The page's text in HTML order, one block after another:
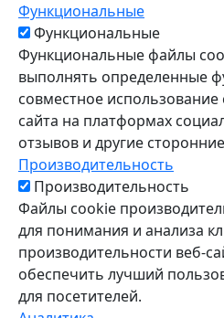
Функциональные
Функциональные
Функциональные файлы
выполнять определенные
совместное
сайта на платформах
отзывов и другие
Производительность
Производительность
Файлы cookie
для понимания и анализа
производительности веб-
обеспечить лучший
для посетителей.